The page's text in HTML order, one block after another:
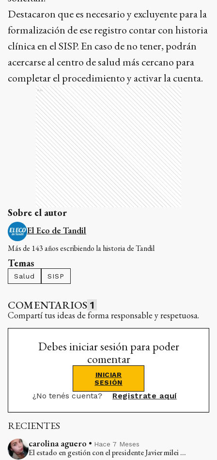
Destacaron que es necesario y excluyente para la
formalización de ese registro contar con historia
clínica en el SISP. En caso de no tener, podrán
acercarse al centro de salud más cercano para
completar el procedimiento y activar la cuenta.
Ads
Sobre el autor
El Eco de Tandil
Más de 143 años escribiendo la historia de Tandil
Temas
Salud SISP
COMENTARIOS 1
Compartí tus ideas de forma responsable y respetuosa.
Debes iniciar sesión para poder
comentar
INICIAR
SESIÓN
¿No tenés cuenta? Registrate aquí
RECIENTES
carolina aguero • Hace 7 Meses
El estado en gestión con el presidente Javier milei ...